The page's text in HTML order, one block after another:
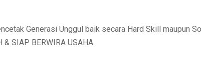
Generasi Unggul baik secara Hard Skill maupun
SIAP BERWIRA USAHA.